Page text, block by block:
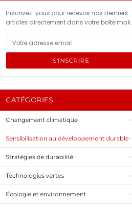
Inscrivez-vous pour recevoir nos derniers
articles directement dans votre boîte mail.
S'INSCRIRE
CATÉGORIES
Changement climatique
Sensibilisation au développement durable
Stratégies de durabilité
Technologies vertes
Écologie et environnement